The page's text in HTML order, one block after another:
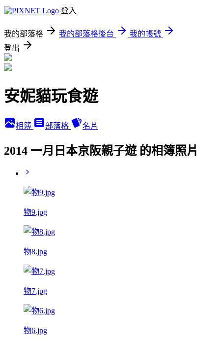
登入
我的部落格 我的部落格後台
我的帳號
登出
安妮貓玩食遊
相簿 部落格 名片
2014 一月日本京阪親子遊 的相簿照片
物9.jpg
物8.jpg
物7.jpg
物6.jpg